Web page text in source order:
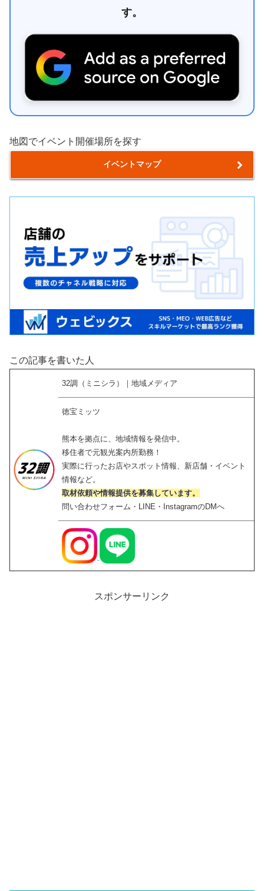
す。
地図でイベント開催場所を探す
イベントマップ
この記事を書いた人
32調（ミニシラ）｜地域メディア
徳宝ミッツ
熊本を拠点に、地域情報を発信中。
移住者で元観光案内所勤務！
実際に行ったお店やスポット情報、新店舗・イベント
情報など。
取材依頼や情報提供を募集しています。
問い合わせフォーム・LINE・InstagramのDMへ
スポンサーリンク